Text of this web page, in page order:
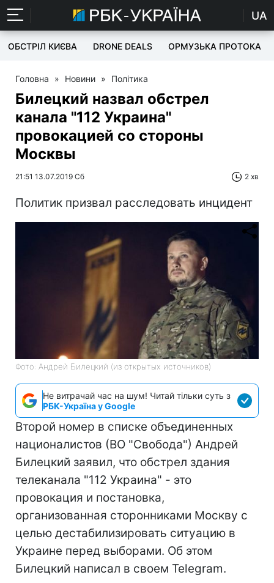
UA
ОБСТРІЛ КИЄВА DRONE DEALS ОРМУЗЬКА ПРОТОКА
Головна » Новини » Політика
Билецкий назвал обстрел
канала "112 Украина"
провокацией со стороны
Москвы
21:51 13.07.2019 Сб 2 хв
Политик призвал расследовать инцидент
Фото: Андрей Билецкий (из открытых источников)
Не витрачай час на шум! Читай тільки суть з
РБК-Україна у Google
Второй номер в списке объединенных
националистов (ВО "Свобода") Андрей
Билецкий заявил, что обстрел здания
телеканала "112 Украина" - это
провокация и постановка,
организованная сторонниками Москву с
целью дестабилизировать ситуацию в
Украине перед выборами. Об этом
Билецкий написал в своем Telegram.